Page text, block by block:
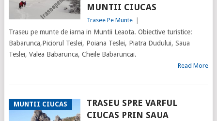
MUNTII CIUCAS
Trasee Pe Munte
Traseu pe munte de iarna in Muntii Leaota. Obiective turistice:
Babarunca,Piciorul Teslei, Poiana Teslei, Piatra Dudului, Saua
Teslei, Valea Babarunca, Cheile Babaruncai.
Read More
MUNTII CIUCAS
TRASEU SPRE VARFUL
CIUCAS PRIN SAUA